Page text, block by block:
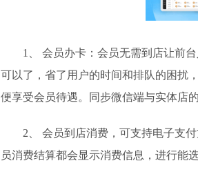
1、 会员办卡：会员无需到店让前台
可以了，省了用户的时间和排队的困扰
便享受会员待遇。同步微信端与实体店
2、 会员到店消费，可支持电子支付
员消费结算都会显示消费信息，进行能选